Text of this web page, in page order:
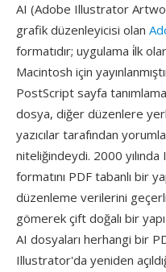
AI (Adobe Illustrator
grafik düzenleyicisi olan
formatıdır; uygulama i̇lk
Macintosh için
PostScript sayfa
dosya, diğer düzenlere
yazıcılar tarafından
niteliğindeydi. 2000
formatını PDF tabanlı bir
düzenleme verilerini
gömerek çift doğalı bir
AI dosyaları herhangi bir
Illustrator'da yeniden